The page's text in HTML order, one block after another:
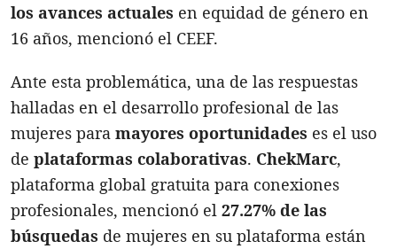
los avances actuales en equidad de género en
16 años, mencionó el CEEF.
Ante esta problemática, una de las respuestas
halladas en el desarrollo profesional de las
mujeres para mayores oportunidades es el uso
de plataformas colaborativas. ChekMarc,
plataforma global gratuita para conexiones
profesionales, mencionó el 27.27% de las
búsquedas de mujeres en su plataforma están